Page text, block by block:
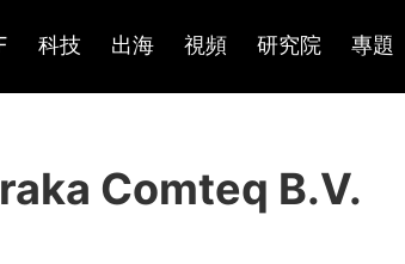
科技 出海 視頻 研究院 專題
Comteq B.V.